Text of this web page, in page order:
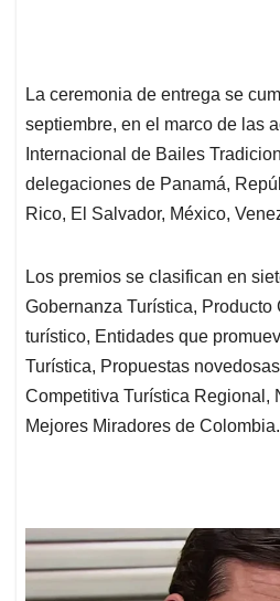
La ceremonia de entrega se
septiembre, en el marco de las
Internacional de Bailes
delegaciones de Panamá,
Rico, El Salvador, México,
Los premios se clasifican en
Gobernanza Turística, Producto
turístico, Entidades que
Turística, Propuestas
Competitiva Turística Regional,
Mejores Miradores de Colombia.